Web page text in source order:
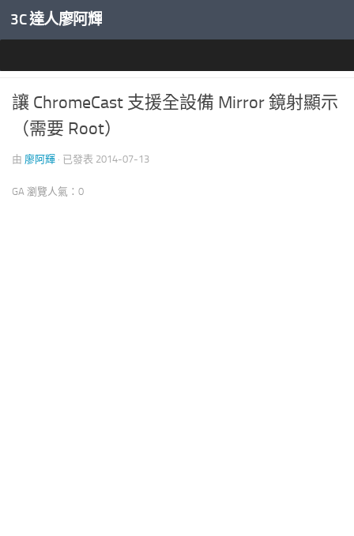
內文下方
3C 達人廖阿輝
讓 ChromeCast 支援全設備 Mirror 鏡射顯示
（需要 Root）
由 廖阿輝 · 已發表 2014-07-13
GA 瀏覽人氣：0